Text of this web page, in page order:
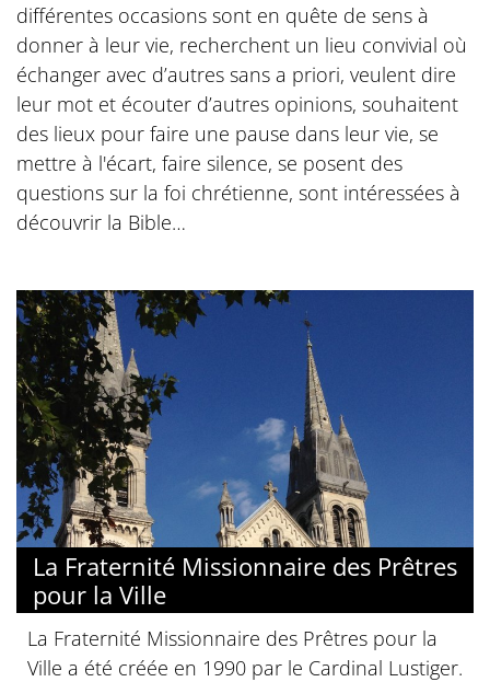
différentes occasions sont en quête de sens à
donner à leur vie, recherchent un lieu convivial où
échanger avec d’autres sans a priori, veulent dire
leur mot et écouter d’autres opinions, souhaitent
des lieux pour faire une pause dans leur vie, se
mettre à l'écart, faire silence, se posent des
questions sur la foi chrétienne, sont intéressées à
découvrir la Bible…
La Fraternité Missionnaire des Prêtres
pour la Ville
La Fraternité Missionnaire des Prêtres pour la
Ville a été créée en 1990 par le Cardinal Lustiger.